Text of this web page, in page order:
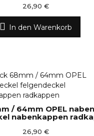
26,90 €
In den Warenkorb
/ 64mm OPEL
nabenkappen
26,90 €